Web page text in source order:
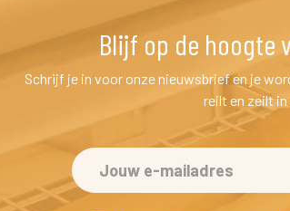
Blijf op de hoogte
Schrijf je in voor onze nieuwsbrief en je
reilt en zeilt